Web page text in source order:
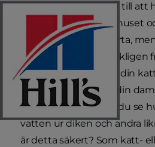
Det är alltid bra att se till att
vatten utplacerade i huset
det aldrig är långt borta,
katter dricker oundvikligen
också. Du kanske ser din
ur vattenpölar eller i din
och promenerar kan du se
vatten ur diken och andra
är detta säkert? Som katt-